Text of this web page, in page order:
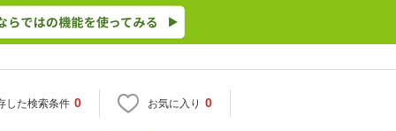
した検索条件 0 お気に入り 0